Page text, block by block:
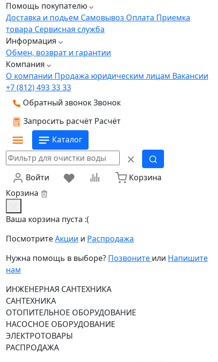
Помощь покупателю
Доставка и подьем Самовывоз Оплата Приемка
товара Сервисная служба
Информация
Обмен, возврат и гарантии
Компания
О компании Продажа юридическим лицам Вакансии
+7 (812) 493 33 33
Обратный звонокЗвонок
Запросить расчёт Расчёт
Каталог
Войти
Корзина
Корзина
Ваша корзина пуста :(
ПосмотритеАкции и Распродажа
Нужна помощь в выборе? Позвоните или Напишите
нам
ИНЖЕНЕРНАЯ САНТЕХНИКА
САНТЕХНИКА
ОТОПИТЕЛЬНОЕ ОБОРУДОВАНИЕ
НАСОСНОЕ ОБОРУДОВАНИЕ
ЭЛЕКТРОТОВАРЫ
РАСПРОДАЖА